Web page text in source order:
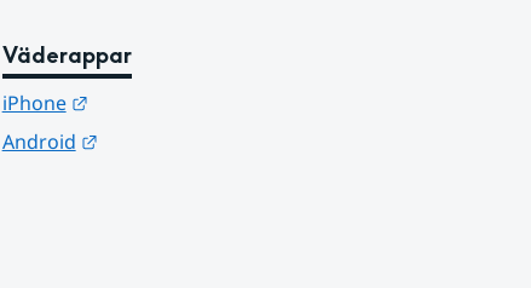
Väderappar
iPhone
Länk till annan webbplats.
Android
Länk till annan webbplats.